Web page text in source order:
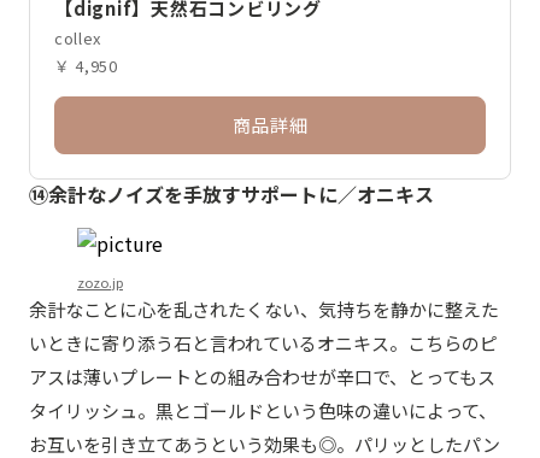
【dignif】天然石コンビリング
collex
￥ 4,950
商品詳細
⑭余計なノイズを手放すサポートに／オニキス
zozo.jp
余計なことに心を乱されたくない、気持ちを静かに整えた
いときに寄り添う石と言われているオニキス。こちらのピ
アスは薄いプレートとの組み合わせが辛口で、とってもス
タイリッシュ。黒とゴールドという色味の違いによって、
お互いを引き立てあうという効果も◎。パリッとしたパン